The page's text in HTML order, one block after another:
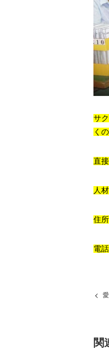
サ
く
直
人
住
電
関